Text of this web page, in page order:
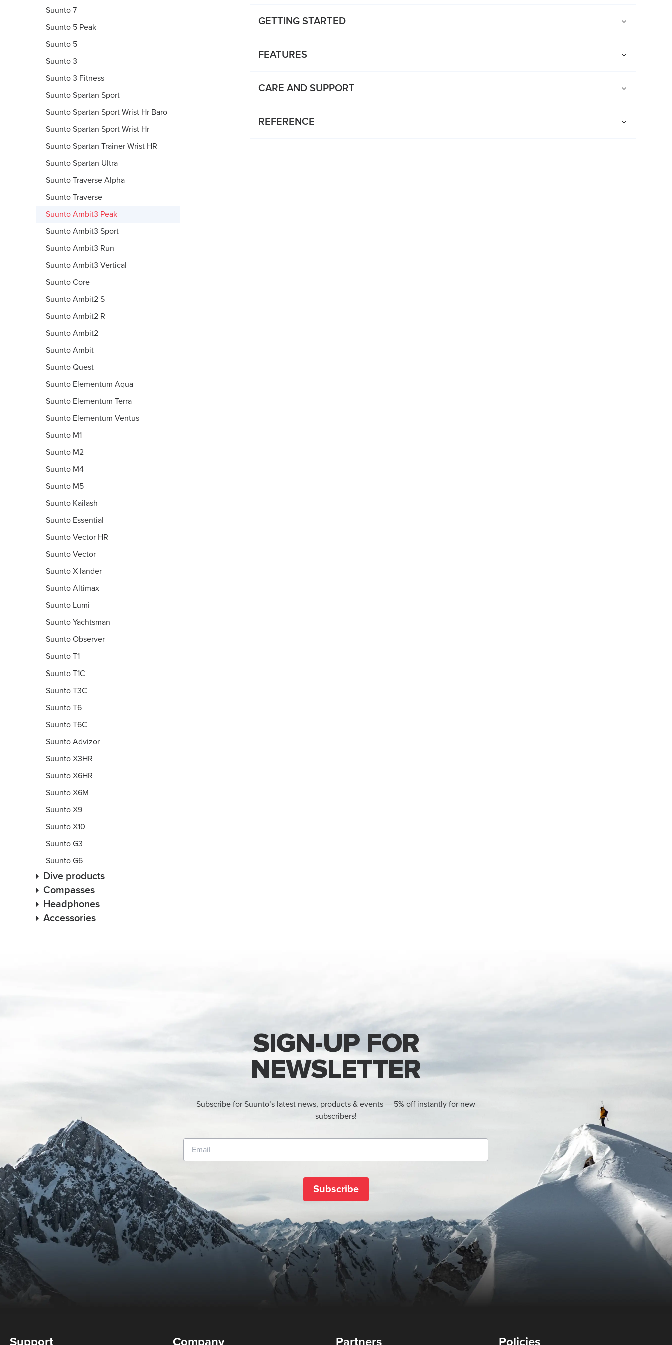
Suunto 7
Suunto 5 Peak
Suunto 5
Suunto 3
Suunto 3 Fitness
Suunto Spartan Sport
Suunto Spartan Sport Wrist Hr Baro
Suunto Spartan Sport Wrist Hr
Suunto Spartan Trainer Wrist HR
Suunto Spartan Ultra
Suunto Traverse Alpha
Suunto Traverse
Suunto Ambit3 Peak
Suunto Ambit3 Sport
Suunto Ambit3 Run
Suunto Ambit3 Vertical
Suunto Core
Suunto Ambit2 S
Suunto Ambit2 R
Suunto Ambit2
Suunto Ambit
Suunto Quest
Suunto Elementum Aqua
Suunto Elementum Terra
Suunto Elementum Ventus
Suunto M1
Suunto M2
Suunto M4
Suunto M5
Suunto Kailash
Suunto Essential
Suunto Vector HR
Suunto Vector
Suunto X-lander
Suunto Altimax
Suunto Lumi
Suunto Yachtsman
Suunto Observer
Suunto T1
Suunto T1C
Suunto T3C
Suunto T6
Suunto T6C
Suunto Advizor
Suunto X3HR
Suunto X6HR
Suunto X6M
Suunto X9
Suunto X10
Suunto G3
Suunto G6
Dive products
Compasses
Headphones
Accessories
GETTING STARTED
FEATURES
CARE AND SUPPORT
REFERENCE
SIGN-UP FOR
NEWSLETTER
Subscribe for Suunto’s latest news, products & events — 5% off instantly for new
subscribers!
Subscribe
Support Company Partners Policies